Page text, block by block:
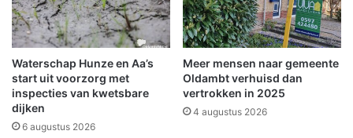
d
e
r
L
i
n
d
e
g
t
v
e
e
l
D
u
Waterschap Hunze en Aa’s
start uit voorzorg met
inspecties van kwetsbare
dijken
6 augustus 2026
Meer mensen naar gemeente
Oldambt verhuisd dan
vertrokken in 2025
4 augustus 2026